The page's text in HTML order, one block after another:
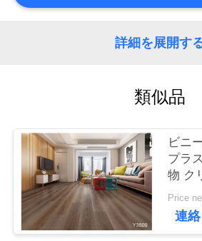
い
詳細を展開す
類似品
ビニ
プラ
物 ク
3mm
連絡